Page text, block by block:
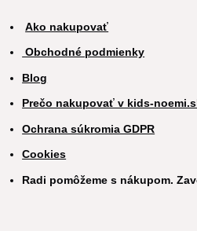
Ako nakupovať
Obchodné podmienky
Blog
Prečo nakupovať v kids-
Ochrana súkromia GDPR
Cookies
Radi pomôžeme s nákupom.